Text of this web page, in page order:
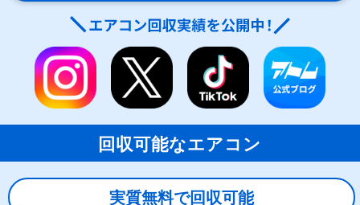
回収可能なエアコン
実質無料で回収可能